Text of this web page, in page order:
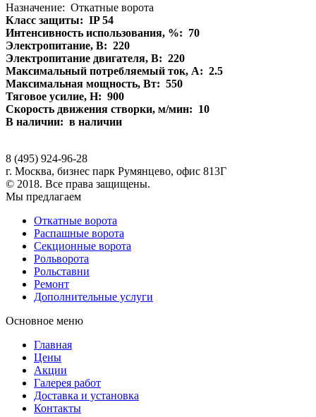
Назначение: Откатные ворота
Класс защиты: IP 54
Интенсивность использования, %: 70
Электропитание, В: 220
Электропитание двигателя, В: 220
Максимальный потребляемый ток, А: 2.5
Максимальная мощность, Вт: 550
Тяговое усилие, Н: 900
Скорость движения створки, м/мин: 10
В наличии: в наличии
8 (495) 924-96-28
г. Москва, бизнес парк Румянцево, офис 813Г
© 2018. Все права защищены.
Мы предлагаем
Откатные ворота
Распашные ворота
Секционные ворота
Рольворота
Рольставни
Ремонт
Дополнительные услуги
Основное меню
Главная
Цены
Акции
Галерея работ
Доставка и установка
Контакты